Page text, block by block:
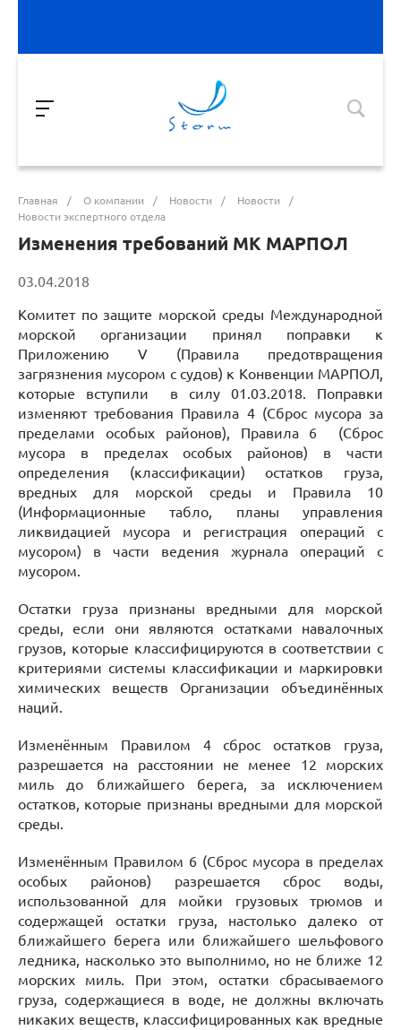
Главная / О компании / Новости / Новости
/
Новости экспертного отдела
Изменения требований МК МАРПОЛ
03.04.2018
Комитет по защите морской среды Международной
морской организации принял поправки к
Приложению V (Правила предотвращения
загрязнения мусором с судов) к Конвенции МАРПОЛ,
которые вступили в силу 01.03.2018. Поправки
изменяют требования Правила 4 (Сброс мусора за
пределами особых районов), Правила 6 (Сброс
мусора в пределах особых районов) в части
определения (классификации) остатков груза,
вредных для морской среды и Правила 10
(Информационные табло, планы управления
ликвидацией мусора и регистрация операций с
мусором) в части ведения журнала операций с
мусором.
Остатки груза признаны вредными для морской
среды, если они являются остатками навалочных
грузов, которые классифицируются в соответствии с
критериями системы классификации и маркировки
химических веществ Организации объединённых
наций.
Изменённым Правилом 4 сброс остатков груза,
разрешается на расстоянии не менее 12 морских
миль до ближайшего берега, за исключением
остатков, которые признаны вредными для морской
среды.
Изменённым Правилом 6 (Сброс мусора в пределах
особых районов) разрешается сброс воды,
использованной для мойки грузовых трюмов и
содержащей остатки груза, настолько далеко от
ближайшего берега или ближайшего шельфового
ледника, насколько это выполнимо, но не ближе 12
морских миль. При этом, остатки сбрасываемого
груза, содержащиеся в воде, не должны включать
никаких веществ, классифицированных как вредные